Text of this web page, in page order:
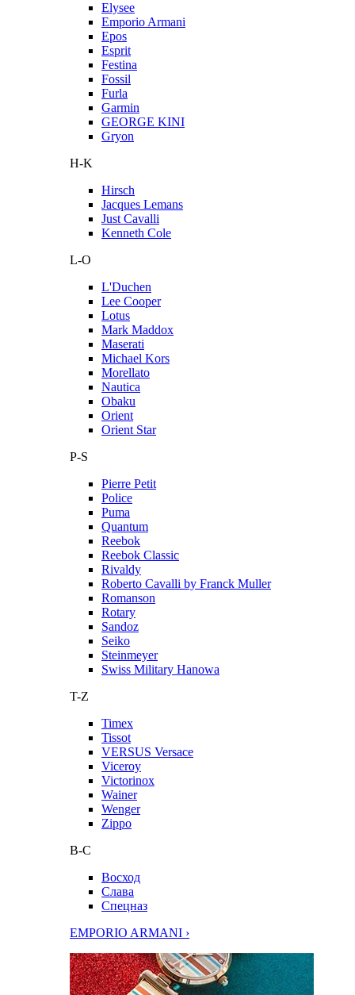
Elysee
Emporio Armani
Epos
Esprit
Festina
Fossil
Furla
Garmin
GEORGE KINI
Gryon
H-K
Hirsch
Jacques Lemans
Just Cavalli
Kenneth Cole
L-O
L'Duchen
Lee Cooper
Lotus
Mark Maddox
Maserati
Michael Kors
Morellato
Nautica
Obaku
Orient
Orient Star
P-S
Pierre Petit
Police
Puma
Quantum
Reebok
Reebok Classic
Rivaldy
Roberto Cavalli by Franck Muller
Romanson
Rotary
Sandoz
Seiko
Steinmeyer
Swiss Military Hanowa
T-Z
Timex
Tissot
VERSUS Versace
Viceroy
Victorinox
Wainer
Wenger
Zippo
В-С
Восход
Слава
Спецназ
EMPORIO ARMANI ›